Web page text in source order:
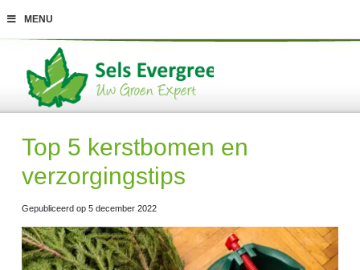
MENU
Top 5 kerstbomen en
verzorgingstips
Gepubliceerd op 5 december 2022